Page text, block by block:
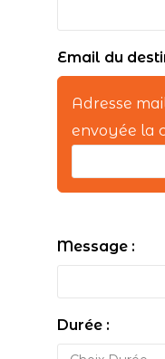
Email du
Adresse
envoyée la
Message :
Durée :